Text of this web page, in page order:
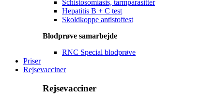
Schistosomiasis, tarmparasitter
Hepatitis B + C test
Skoldkoppe antistoftest
Blodprøve samarbejde
RNC Special blodprøve
Priser
Rejsevacciner
Rejsevacciner